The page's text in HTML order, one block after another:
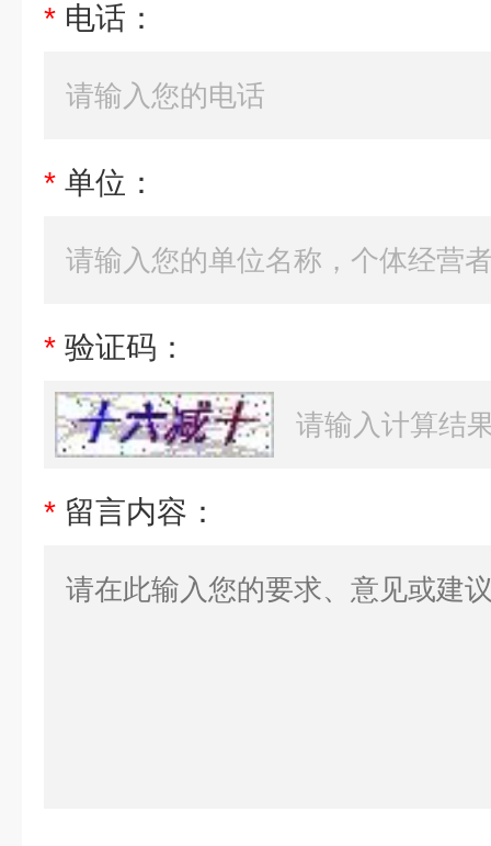
* 电话：
* 单位：
* 验证码：
* 留言内容：